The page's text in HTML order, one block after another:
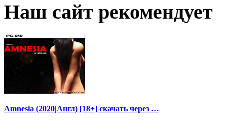
Наш сайт рекомендует
Amnesia (2020|Англ) [18+] скачать через …